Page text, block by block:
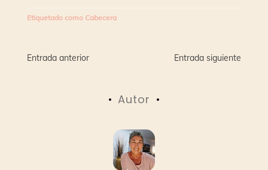
Etiquetado como Cabecera
Navegación
entradas
Entrada anterior Entrada siguiente
Autor